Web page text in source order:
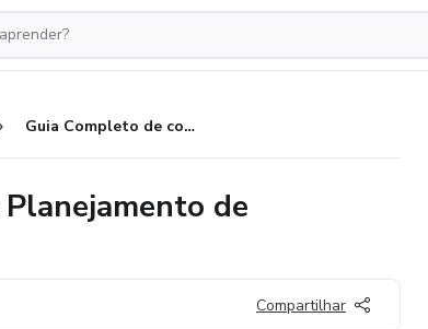
Guia Completo de como Montar um Planejamento de Marketing Digital
de
Compartilhar